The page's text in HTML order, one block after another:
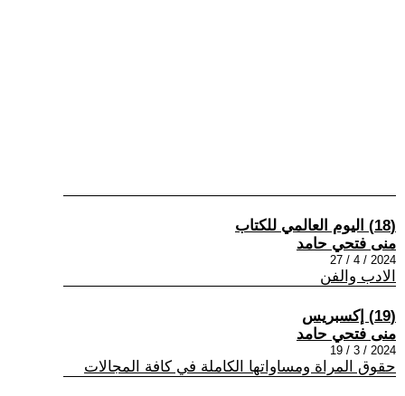
(18) اليوم العالمي للكتاب
منى فتحي حامد
2024 / 4 / 27
الادب والفن
(19) إكسبريس
منى فتحي حامد
2024 / 3 / 19
حقوق المراة ومساواتها الكاملة في كافة المجالات